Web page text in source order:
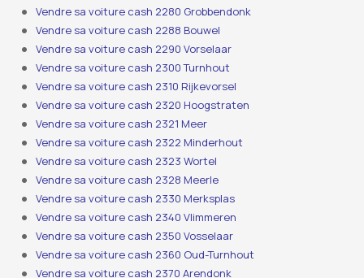
Vendre sa voiture cash 2280 Grobbendonk
Vendre sa voiture cash 2288 Bouwel
Vendre sa voiture cash 2290 Vorselaar
Vendre sa voiture cash 2300 Turnhout
Vendre sa voiture cash 2310 Rijkevorsel
Vendre sa voiture cash 2320 Hoogstraten
Vendre sa voiture cash 2321 Meer
Vendre sa voiture cash 2322 Minderhout
Vendre sa voiture cash 2323 Wortel
Vendre sa voiture cash 2328 Meerle
Vendre sa voiture cash 2330 Merksplas
Vendre sa voiture cash 2340 Vlimmeren
Vendre sa voiture cash 2350 Vosselaar
Vendre sa voiture cash 2360 Oud-Turnhout
Vendre sa voiture cash 2370 Arendonk